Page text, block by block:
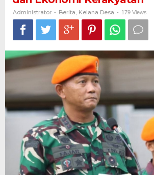
Pantai
Kali
Topo,
Tekankan
Edukasi
dan
Ekonomi
Kerakyatan
Administrator - Berita, Kelana Desa - 179 Views